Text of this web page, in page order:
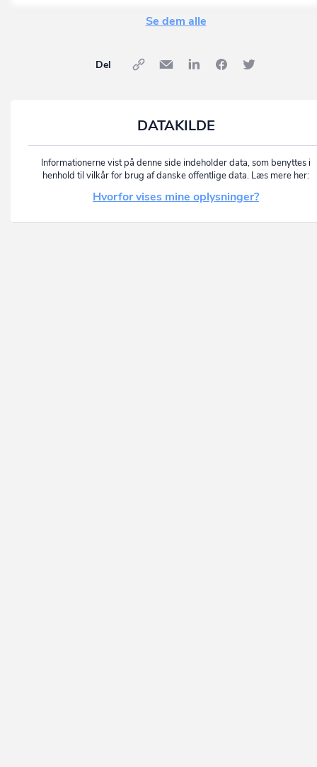
Se dem alle
Del
DATAKILDE
Informationerne vist på denne side indeholder data, som benyttes i
henhold til vilkår for brug af danske offentlige data. Læs mere her:
Hvorfor vises mine oplysninger?